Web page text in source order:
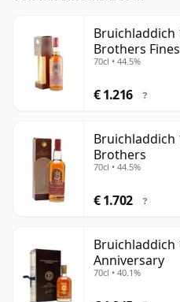
Bruichladdich
Brothers
with Box
70cl • 44.5%
€ 1.216 ?
Bruichladdich
Brothers
70cl • 44.5%
€ 1.702 ?
Bruichladdich
Anniversary
70cl • 40.1%